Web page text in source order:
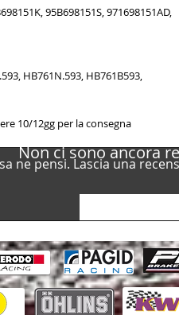
95B698151S, 971698151AD,
HB761N.593, HB761B593,
10/12gg per la consegna
Non ci sono ancora
ne pensi. Lascia una